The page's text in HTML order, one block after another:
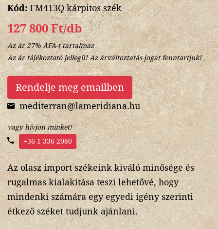
Kód:FM413Q kárpitos szék
127 800 Ft/db
Az ár 27% ÁFA-t tartalmaz
Az ár tájékoztató jellegű! Az árváltoztatás jogát fenntartjuk!
Rendelje meg emailben
mediterran@lameridiana.hu
vagy hívjon minket!
+36 1 336 2080
Az olasz import székeink kiváló minősége és
rugalmas kialakitása teszi lehetővé, hogy
mindenki számára egy egyedi igény szerinti
étkező széket tudjunk ajánlani.